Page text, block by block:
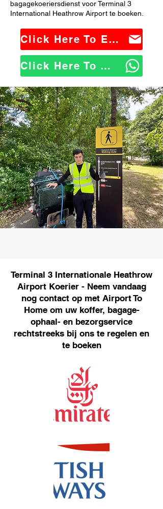
bagagekoeriersdienst voor Terminal 3
International Heathrow Airport te boeken.
Click Here To Email Us
Click Here To WhatsApp Us
Terminal 3 Internationale Heathrow
Airport Koerier - Neem vandaag
nog contact op met Airport To
Home om uw koffer, bagage-
ophaal- en bezorgservice
rechtstreeks bij ons te regelen en
te boeken